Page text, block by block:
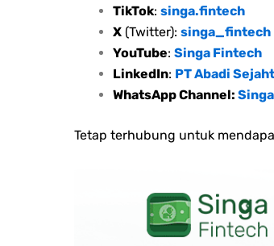
TikTok: singa.fintech
X (Twitter): singa_fintech
YouTube: Singa Fintech
LinkedIn: PT Abadi
WhatsApp Channel:
Tetap terhubung untuk